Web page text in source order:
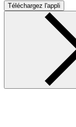
Téléchargez l'appli